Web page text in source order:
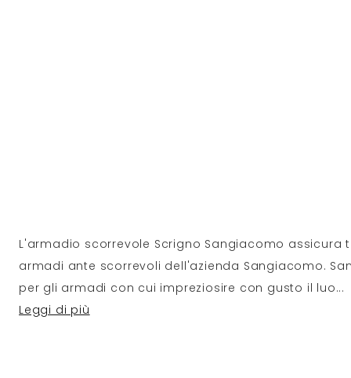
L'armadio scorrevole Scrigno Sangiacomo assicura
armadi ante scorrevoli dell'azienda Sangiacomo.
per gli armadi con cui impreziosire con gusto il luo...
Leggi di più